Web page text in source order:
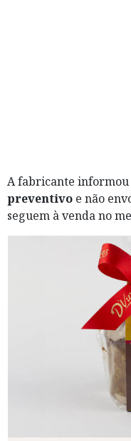
A fabricante informou
preventivo e não
seguem à venda no